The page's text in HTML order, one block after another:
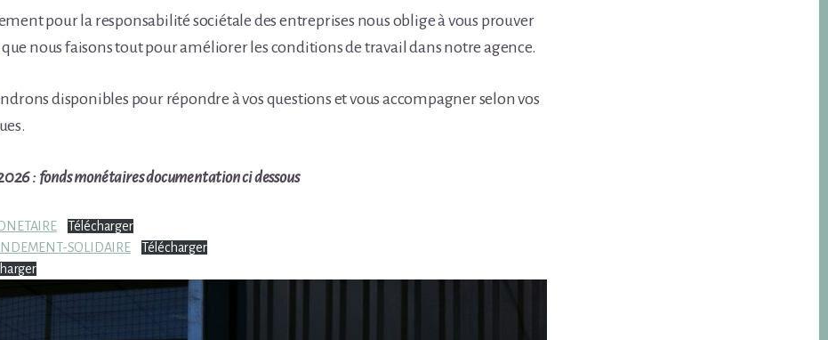
pour la responsabilité sociétale des entreprises nous oblige à vous prouver
que nous faisons tout pour améliorer les conditions de travail dans notre agence.
disponibles pour répondre à vos questions et vous accompagner selon vos
: fonds monétaires documentation ci dessous
Télécharger
SOLIDAIRE
Télécharger